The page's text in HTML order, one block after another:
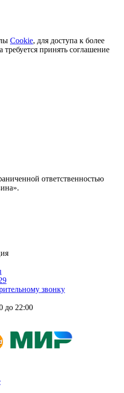
Cookie, для доступа к более
принять соглашение
ответственностью
звонку
до 22:00